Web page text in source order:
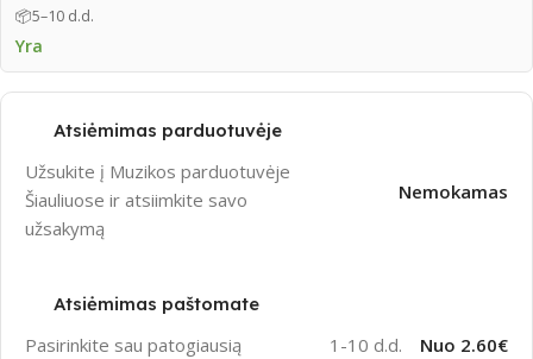
📦5–10 d.d.
Yra
Atsiėmimas parduotuvėje
Užsukite į Muzikos parduotuvėje
Šiauliuose ir atsiimkite savo
užsakymą
Nemokamas
Atsiėmimas paštomate
Pasirinkite sau patogiausią
1-10 d.d. Nuo 2.60€